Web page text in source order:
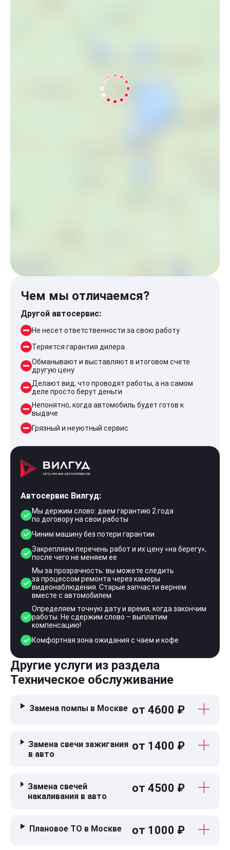
Чем мы отличаемся?
Другой автосервис:
Не несет ответственности за свою работу
Теряется гарантия дилера
Обманывают и выставляют в итоговом счете
другую цену
Делают вид, что проводят работы, а на самом
деле просто берут деньги
Непонятно, когда автомобиль будет готов к
выдаче
Грязный и неуютный сервис
Автосервис Вилгуд:
Мы держим слово: даем гарантию 2 года
по договору на свои работы
Чиним машину без потери гарантии
Закрепляем перечень работ и их цену «на берегу»,
после чего не меняем ее
Мы за прозрачность: вы можете следить
за процессом ремонта через камеры
видеонаблюдения. Старые запчасти вернем
вместе с автомобилем.
Определяем точную дату и время, когда закончим
работы. Не сдержим слово – выплатим
компенсацию!
Комфортная зона ожидания с чаем и кофе
Другие услуги из раздела
Техническое обслуживание
Замена помпы в Москве от 4600 ₽
Замена свечи зажигания
в авто
от 1400 ₽
Замена свечей
накаливания в авто
от 4500 ₽
Плановое ТО в Москве от 1000 ₽